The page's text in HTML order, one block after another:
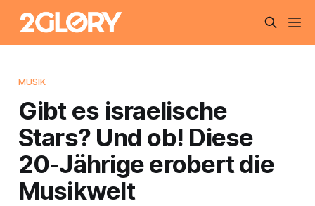
MUSIK
Gibt es israelische
Stars? Und ob! Diese
20-Jährige erobert die
Musikwelt